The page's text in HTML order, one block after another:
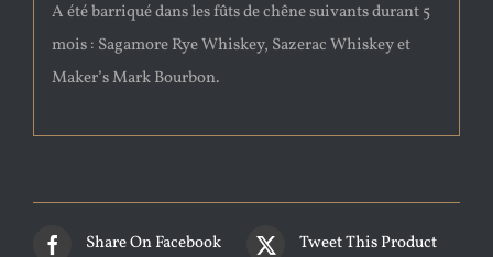
A été barriqué dans les fûts de chêne suivants durant 5
mois : Sagamore Rye Whiskey, Sazerac Whiskey et
Maker’s Mark Bourbon.
Share On Facebook Tweet This Product